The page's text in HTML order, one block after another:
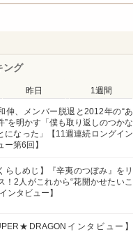
ング
昨日 1週間
伸、メンバー脱退と2012年の“あ
”を明かす「僕も取り返しのつかな
になった」【11週連続ロングイン
ー第6回】
らしめじ】『辛夷のつぼみ』をリ
！2人がこれから“花開かせたいこ
ンタビュー】
インタビュー】